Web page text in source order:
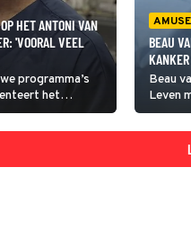
HET ANTONI VAN
'VOORAL VEEL
programma’s
het
– Over Leven
BEAU
Beau
Leven